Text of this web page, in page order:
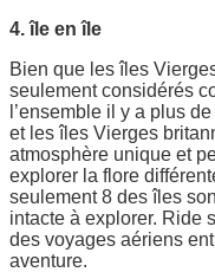
4. île en île
Bien que les îles
seulement considérés
l’ensemble il y a plus
et les îles Vierges
atmosphère unique et
explorer la flore
seulement 8 des îles
intacte à explorer. Ride
des voyages aériens
aventure.